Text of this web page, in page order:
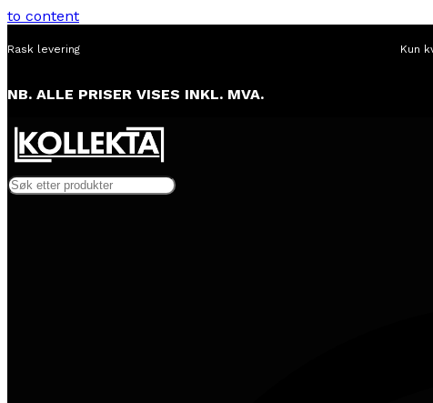
to content
Rask levering Kun
NB. ALLE PRISER VISES INKL. MVA.